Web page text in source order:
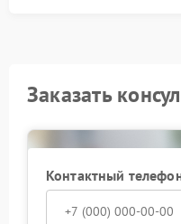
Заказать
Контактный